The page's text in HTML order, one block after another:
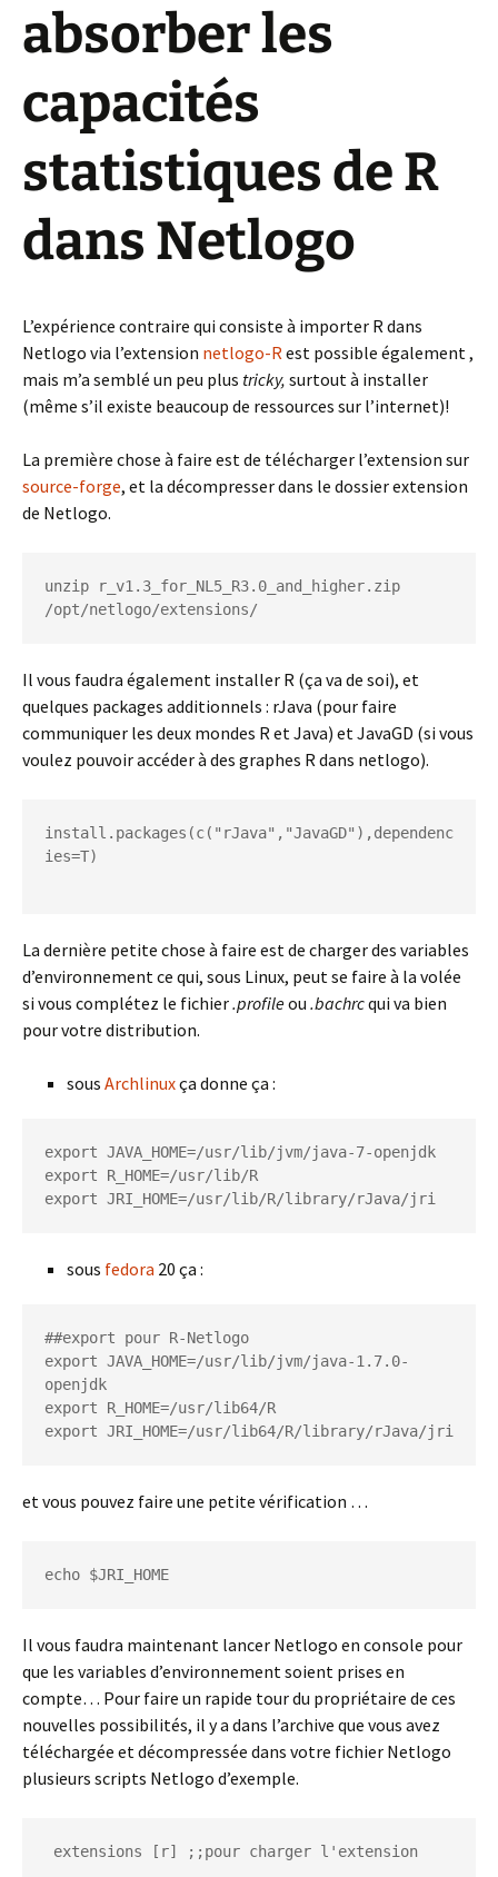
absorber les
capacités
statistiques de R
dans Netlogo
L’expérience contraire qui consiste à importer R dans
Netlogo via l’extension netlogo-Rest possible également ,
mais m’a semblé un peu plus tricky, surtout à installer
(même s’il existe beaucoup de ressources sur l’internet)!
La première chose à faire est de télécharger l’extension sur
source-forge, et la décompresser dans le dossier extension
de Netlogo.
unzip r_v1.3_for_NL5_R3.0_and_higher.zip
/opt/netlogo/extensions/
Il vous faudra également installer R (ça va de soi), et
quelques packages additionnels : rJava (pour faire
communiquer les deux mondes R et Java) et JavaGD (si vous
voulez pouvoir accéder à des graphes R dans netlogo).
install.packages(c("rJava","JavaGD"),dependenc
ies=T)
La dernière petite chose à faire est de charger des variables
d’environnement ce qui, sous Linux, peut se faire à la volée
si vous complétez le fichier.profileou .bachrcqui va bien
pour votre distribution.
sous Archlinuxça donne ça :
export JAVA_HOME=/usr/lib/jvm/java-7-openjdk
export R_HOME=/usr/lib/R
export JRI_HOME=/usr/lib/R/library/rJava/jri
sous fedora 20 ça :
##export pour R-Netlogo
export JAVA_HOME=/usr/lib/jvm/java-1.7.0-
openjdk
export R_HOME=/usr/lib64/R
export JRI_HOME=/usr/lib64/R/library/rJava/jri
et vous pouvez faire une petite vérification …
echo $JRI_HOME
Il vous faudra maintenant lancer Netlogo en console pour
que les variables d’environnement soient prises en
compte… Pour faire un rapide tour du propriétaire de ces
nouvelles possibilités, il y a dans l’archive que vous avez
téléchargée et décompressée dans votre fichier Netlogo
plusieurs scripts Netlogo d’exemple.
extensions [r] ;;pour charger l'extension